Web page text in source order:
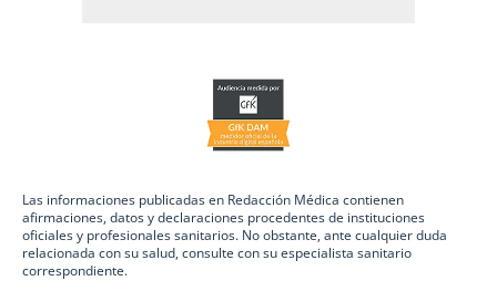
Las informaciones publicadas en Redacción Médica contienen
afirmaciones, datos y declaraciones procedentes de instituciones
oficiales y profesionales sanitarios. No obstante, ante cualquier duda
relacionada con su salud, consulte con su especialista sanitario
correspondiente.